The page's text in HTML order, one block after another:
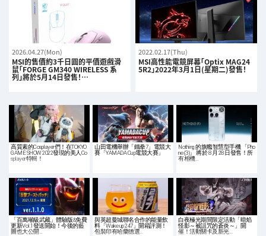
2026.04.27(Mon)
MSI的售價約3千日圓的平價遊戲滑
鼠「FORGE GM340 WIRELESS 系
列」將於5月14日發售！…
2022.02.17(Thu)
MSI高性能電競屏幕「Optix MAG24
5R2」2022年3月1日(星期二)發售！
高質素的Cosplayer們！在TOKYO
GAME SHOW 2022發現的美人Co
splayer特輯！
山田電機舉辦「鐵拳7」電競大
賽「YAMADA Cup電競大賽」
Nothing 的旗艦智慧型手機 「Pho
ne (3)」 將於 8 月 28 日發售！所
有相機…
「百萬噸級武藏」體驗版&免費
更新Vol.1發送開始！今後的藍
圖也大公開…
與英超曼城聯名合作的能量飲
料「Wake up 247」開箱評測！
包裝印有哈蘭德選…
白夜極光期間限定活動「暗焰
怪影～被詛咒的蒼炎～」開
催！活動關卡及新光…